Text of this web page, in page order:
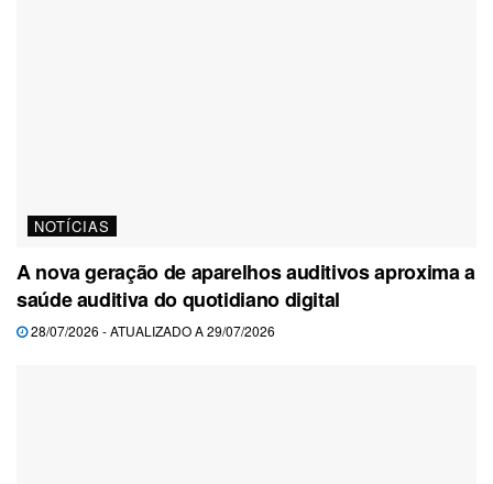
NOTÍCIAS
A nova geração de aparelhos auditivos aproxima a
saúde auditiva do quotidiano digital
28/07/2026 - ATUALIZADO A 29/07/2026